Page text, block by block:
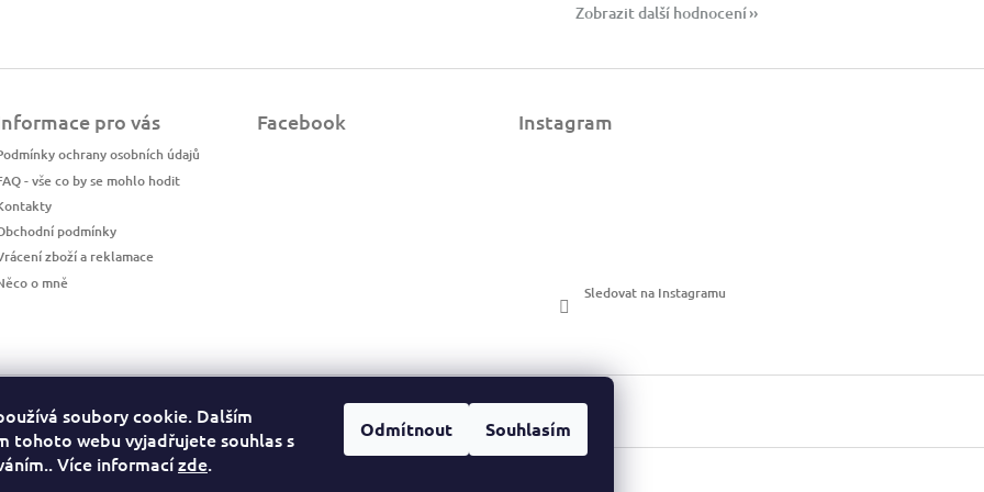
soubory cookie. Dalším
tohoto webu vyjadřujete souhlas s
Více informacízde.
Odmítnout Souhlasím
Zobrazit další hodnocení
pro vás
ochrany osobních údajů
- vše co by se mohlo hodit
podmínky
zboží a reklamace
o mně
Facebook Instagram
Sledovat na Instagramu
LuckyPhotos
https://www.luckyphotos.cz/